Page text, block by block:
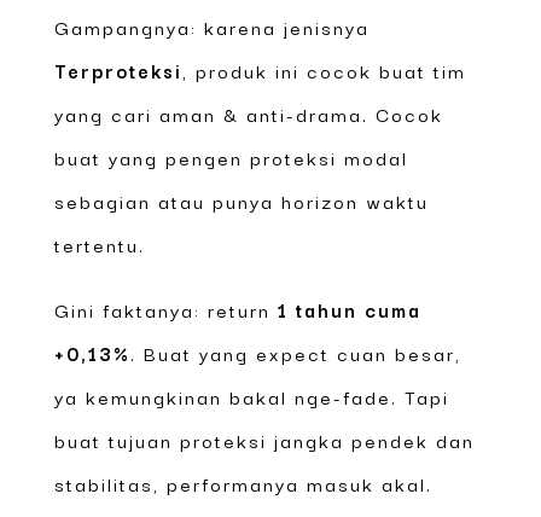
Gampangnya: karena jenisnya
Terproteksi , produk ini cocok buat tim
yang cari aman & anti-drama. Cocok
buat yang pengen proteksi modal
sebagian atau punya horizon waktu
tertentu.
Gini faktanya: return 1 tahun cuma
+0,13%. Buat yang expect cuan besar,
ya kemungkinan bakal nge-fade. Tapi
buat tujuan proteksi jangka pendek dan
stabilitas, performanya masuk akal.